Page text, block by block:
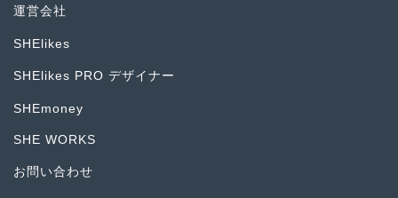
運営会社
SHElikes
SHElikes PRO デザイナー
SHEmoney
SHE WORKS
お問い合わせ